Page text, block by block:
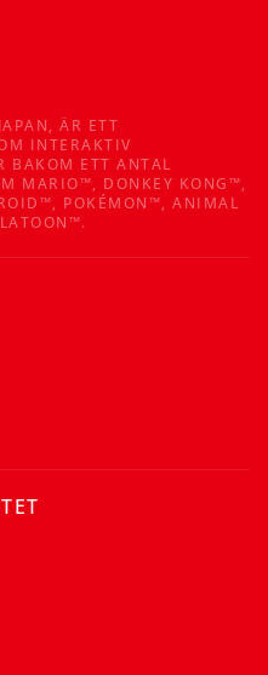
ÄR ETT
INTERAKTIV
BAKOM ETT ANTAL
MARIO™, DONKEY KONG™,
POKÉMON™, ANIMAL